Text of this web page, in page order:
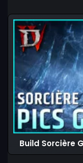
Build Sorcière